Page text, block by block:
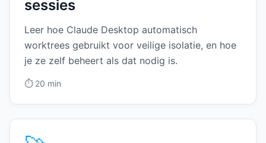
sessies
Leer hoe Claude Desktop automatisch
worktrees gebruikt voor veilige isolatie, en hoe
je ze zelf beheert als dat nodig is.
⏱️ 20 min